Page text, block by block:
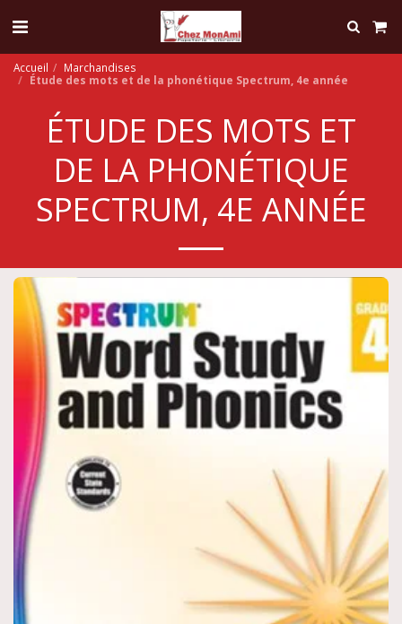
Accueil
Marchandises
Étude des mots et de la phonétique Spectrum, 4e année
ÉTUDE DES MOTS ET
DE LA PHONÉTIQUE
SPECTRUM, 4E ANNÉE